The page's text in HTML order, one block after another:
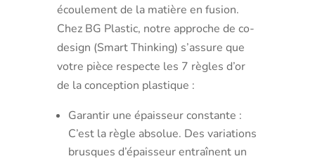
écoulement de la matière en fusion.
Chez BG Plastic, notre approche de co-
design (Smart Thinking) s’assure que
votre pièce respecte les 7 règles d’or
de la conception plastique :
Garantir une épaisseur constante :
C’est la règle absolue. Des variations
brusques d’épaisseur entraînent un